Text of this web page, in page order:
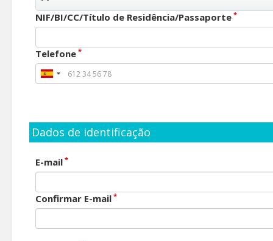
NIF/BI/CC/Título de Residência/Passaporte *
Telefone *
Dados de identificação
E-mail *
Confirmar E-mail *